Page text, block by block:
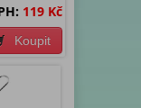
119 Kč
Koupit